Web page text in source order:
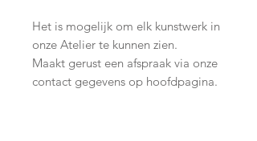
Het is mogelijk om elk kunstwerk in
onze Atelier te kunnen zien.
Maakt gerust een afspraak via onze
contact gegevens op hoofdpagina.